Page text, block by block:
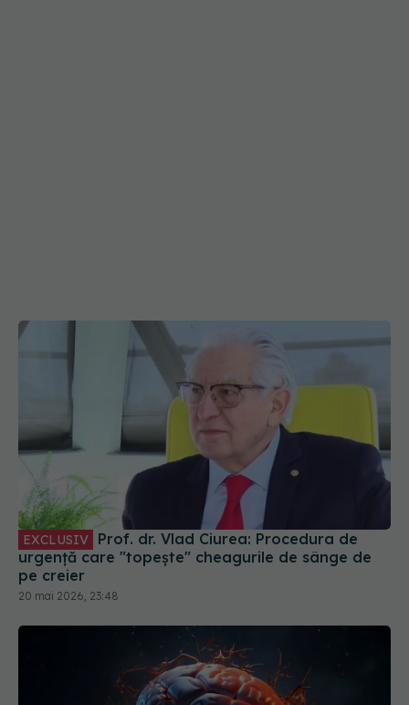
EXCLUSIV
urgență care "topește" cheagurile de sânge de
pe creier
20 mai 2026, 23:48